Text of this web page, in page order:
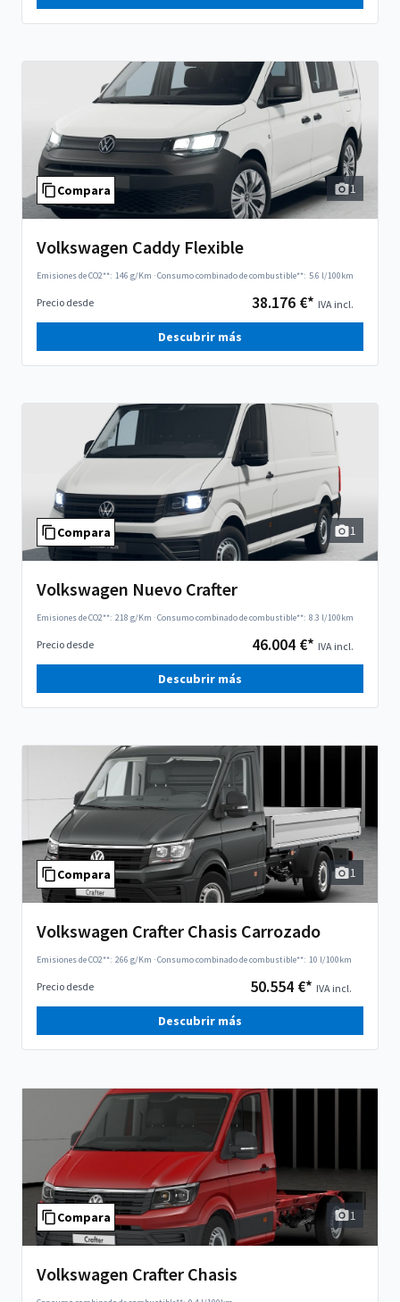
Compara 1
Volkswagen Caddy Flexible
Emisiones de CO2**: 146 g/Km ·Consumo combinado de combustible**: 5.6 l/100km
Precio desde 38.176 €* IVA incl.
Descubrir más
Compara 1
Volkswagen Nuevo Crafter
Emisiones de CO2**: 218 g/Km ·Consumo combinado de combustible**: 8.3 l/100km
Precio desde 46.004 €* IVA incl.
Descubrir más
Compara 1
Volkswagen Crafter Chasis Carrozado
Emisiones de CO2**: 266 g/Km ·Consumo combinado de combustible**: 10 l/100km
Precio desde 50.554 €* IVA incl.
Descubrir más
Compara 1
Volkswagen Crafter Chasis